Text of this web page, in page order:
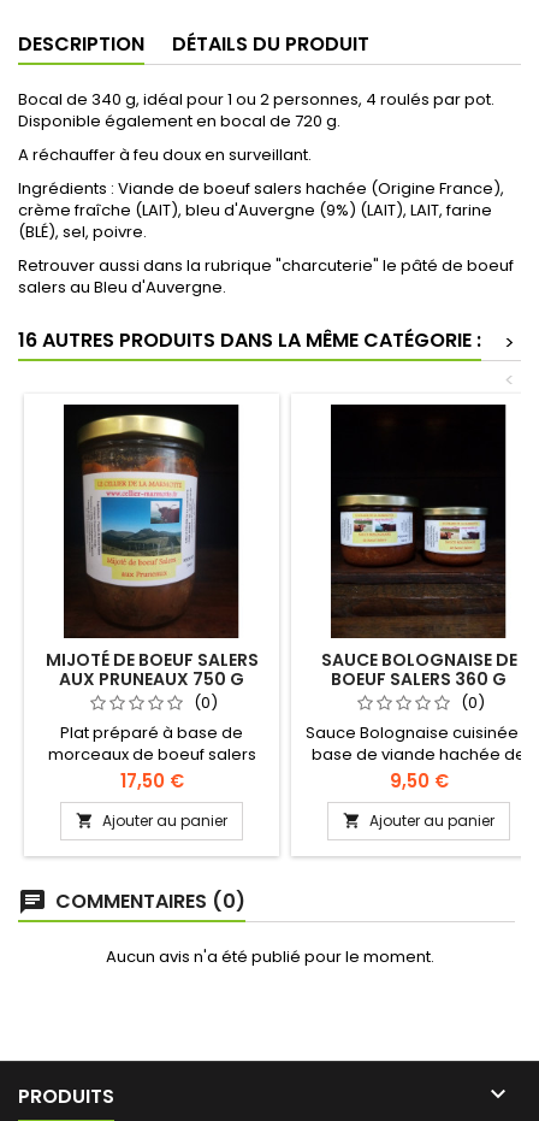
DESCRIPTION DÉTAILS DU PRODUIT
Bocal de 340 g, idéal pour 1 ou 2 personnes, 4 roulés par pot.
Disponible également en bocal de 720 g.
A réchauffer à feu doux en surveillant.
Ingrédients : Viande de boeuf salers hachée (Origine France),
crème fraîche (LAIT), bleu d'Auvergne (9%) (LAIT), LAIT, farine
(BLÉ), sel, poivre.
Retrouver aussi dans la rubrique "charcuterie" le pâté de boeuf
salers au Bleu d'Auvergne.
16 AUTRES PRODUITS DANS LA MÊME CATÉGORIE :
>
<
MIJOTÉ DE BOEUF SALERS
AUX PRUNEAUX 750 G
(0)
Plat préparé à base de
morceaux de boeuf salers
mijotés dans une sauce
sucrée salée où l'on retrouve
toutes les saveurs et la
douceur du pruneau.
Prix
17,50 €
 Ajouter au panier
SAUCE BOLOGNAISE DE
BOEUF SALERS 360 G
(0)
Sauce Bolognaise cuisinée à
base de viande hachée de
boeuf salers, mijotée dans
une onctueuse sauce tomate
légèrement parfumée. Cette
recette est un plat idéal pour
ravir les papilles de vos
des lasagnes ou pour garnir
votre fond de pizza maison !!!
Prix
9,50 €
 Ajouter au panier
chat COMMENTAIRES (0)
Aucun avis n'a été publié pour le moment.
PRODUITS 